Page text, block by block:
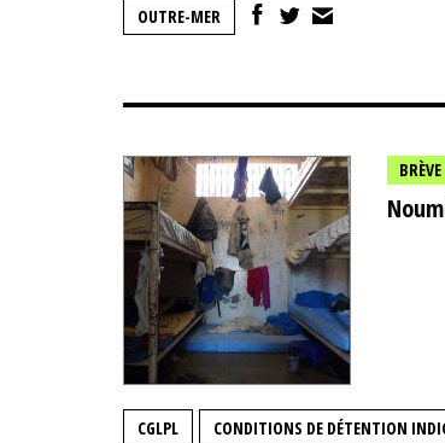
OUTRE-MER
BRÈVE
CGLPL CONDITIONS DE DÉTENTION